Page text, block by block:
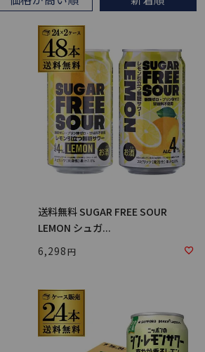
送料無料 SUGAR FREE SOUR
LEMON シュガ...
6,298